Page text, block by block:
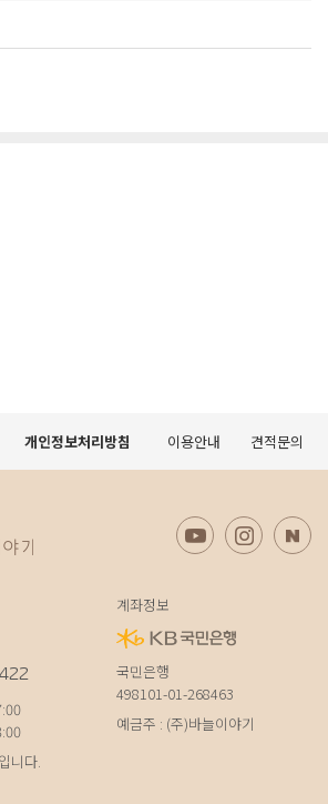
개인정보처리방침 이용안내 견적문의
니다.
계좌정보
국민은행
498101-01-268463
예금주 : (주)바늘이야기